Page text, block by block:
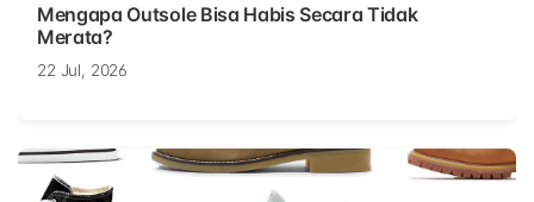
Mengapa Outsole Bisa Habis Secara Tidak
Merata?
22 Jul, 2026